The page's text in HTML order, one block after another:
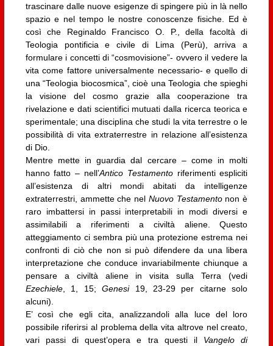
trascinare dalle nuove esigenze di spingere più in là nello
spazio e nel tempo le nostre conoscenze fisiche. Ed è
così che Reginaldo Francisco O. P., della facoltà di
Teologia pontificia e civile di Lima (Perù), arriva a
formulare i concetti di “cosmovisione”- ovvero il vedere la
vita come fattore universalmente necessario- e quello di
una “Teologia biocosmica”, cioè una Teologia che spieghi
la visione del cosmo grazie alla cooperazione tra
rivelazione e dati scientifici mutuati dalla ricerca teorica e
sperimentale; una disciplina che studi la vita terrestre o le
possibilità di vita extraterrestre in relazione all’esistenza
di Dio.
Mentre mette in guardia dal cercare – come in molti
hanno fatto – nell’Antico Testamento riferimenti espliciti
all’esistenza di altri mondi abitati da intelligenze
extraterrestri, ammette che nel Nuovo Testamento non è
raro imbattersi in passi interpretabili in modi diversi e
assimilabili a riferimenti a civiltà aliene. Questo
atteggiamento ci sembra più una protezione estrema nei
confronti di ciò che non si può difendere da una libera
interpretazione che conduce invariabilmente chiunque a
pensare a civiltà aliene in visita sulla Terra (vedi
Ezechiele, 1, 15;Genesi 19, 23-29 per citarne solo
alcuni).
E’ così che egli cita, analizzandoli alla luce del loro
possibile riferirsi al problema della vita altrove nel creato,
vari passi di quest’opera e tra questi il Vangelo di